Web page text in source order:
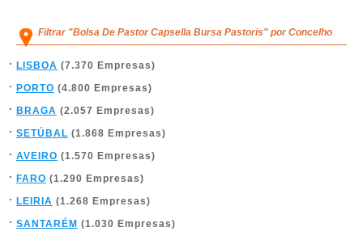
Filtrar "Bolsa De Pastor Capsella Bursa Pastoris" por Concelho
LISBOA (7.370 Empresas)
PORTO (4.800 Empresas)
BRAGA (2.057 Empresas)
SETÚBAL (1.868 Empresas)
AVEIRO (1.570 Empresas)
FARO (1.290 Empresas)
LEIRIA (1.268 Empresas)
SANTARÉM (1.030 Empresas)